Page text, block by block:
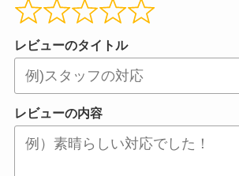
レビューのタイトル
レビューの内容